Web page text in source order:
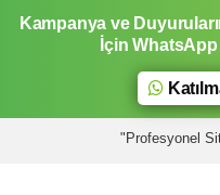
Kampanya ve
İçin WhatsApp
"Profesyonel